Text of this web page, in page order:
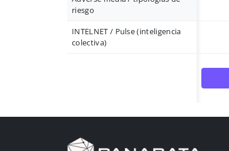
riesgo
INTELNET / Pulse (inteligencia
colectiva)